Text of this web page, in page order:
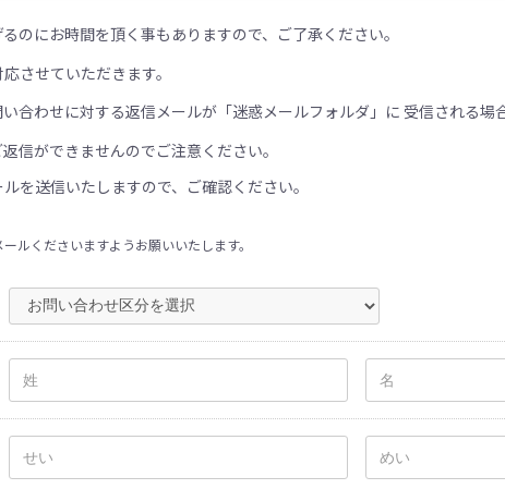
のにお時間を頂く事もありますので、ご了承ください。
させていただきます。
合わせに対する返信メールが「迷惑メールフォルダ」に 受信される場
信ができませんのでご注意ください。
を送信いたしますので、ご確認ください。
ルくださいますようお願いいたします。